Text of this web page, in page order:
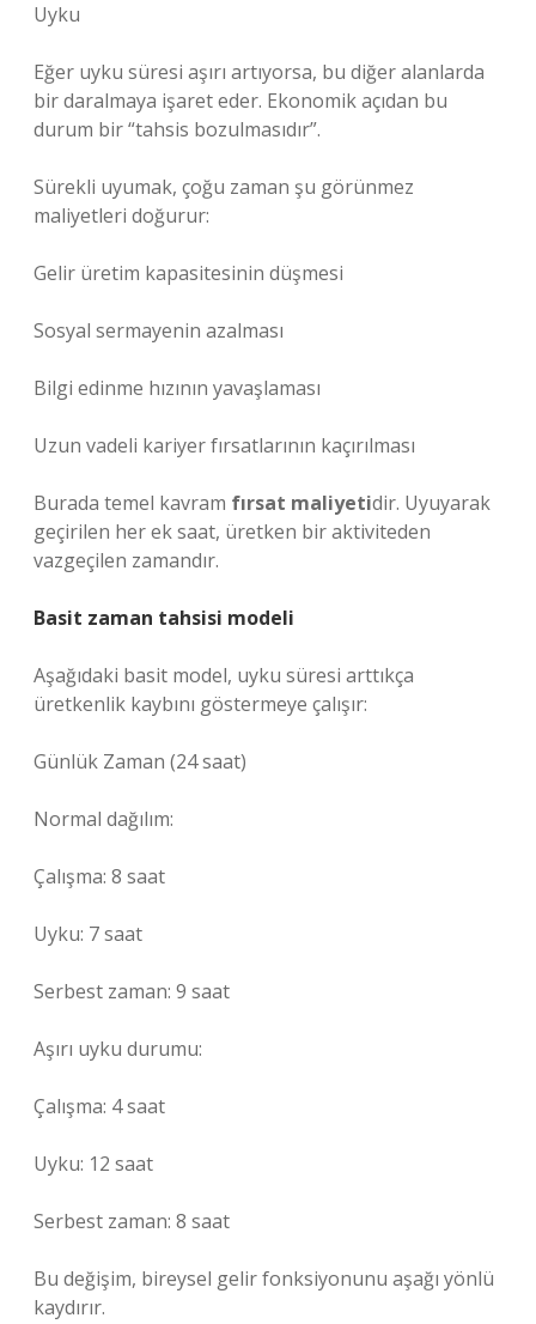
Uyku
Eğer uyku süresi aşırı artıyorsa, bu diğer alanlarda
bir daralmaya işaret eder. Ekonomik açıdan bu
durum bir “tahsis bozulmasıdır”.
Sürekli uyumak, çoğu zaman şu görünmez
maliyetleri doğurur:
Gelir üretim kapasitesinin düşmesi
Sosyal sermayenin azalması
Bilgi edinme hızının yavaşlaması
Uzun vadeli kariyer fırsatlarının kaçırılması
Burada temel kavram fırsat maliyetidir. Uyuyarak
geçirilen her ek saat, üretken bir aktiviteden
vazgeçilen zamandır.
Basit zaman tahsisi modeli
Aşağıdaki basit model, uyku süresi arttıkça
üretkenlik kaybını göstermeye çalışır:
Günlük Zaman (24 saat)
Normal dağılım:
Çalışma: 8 saat
Uyku: 7 saat
Serbest zaman: 9 saat
Aşırı uyku durumu:
Çalışma: 4 saat
Uyku: 12 saat
Serbest zaman: 8 saat
Bu değişim, bireysel gelir fonksiyonunu aşağı yönlü
kaydırır.